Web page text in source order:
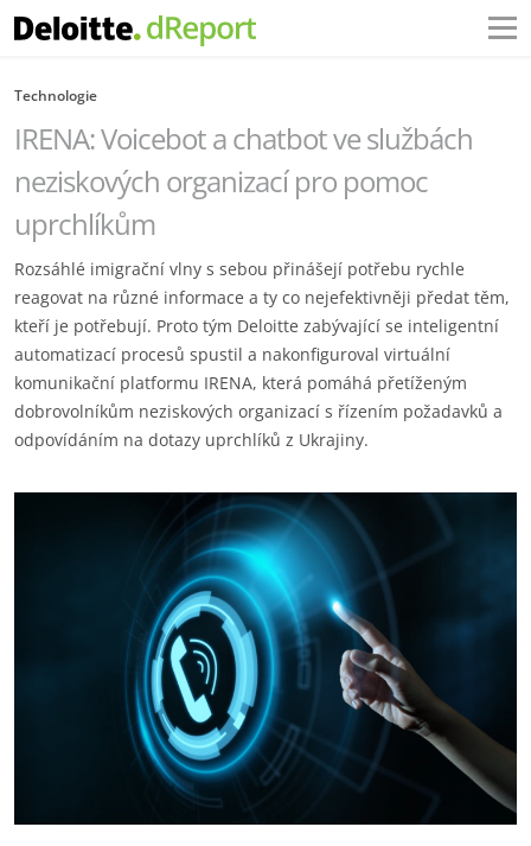
Technologie
IRENA: Voicebot a chatbot ve službách
neziskových organizací pro pomoc
uprchlíkům
Rozsáhlé imigrační vlny s sebou přinášejí potřebu rychle
reagovat na různé informace a ty co nejefektivněji předat těm,
kteří je potřebují. Proto tým Deloitte zabývající se inteligentní
automatizací procesů spustil a nakonfiguroval virtuální
komunikační platformu IRENA, která pomáhá přetíženým
dobrovolníkům neziskových organizací s řízením požadavků a
odpovídáním na dotazy uprchlíků z Ukrajiny.